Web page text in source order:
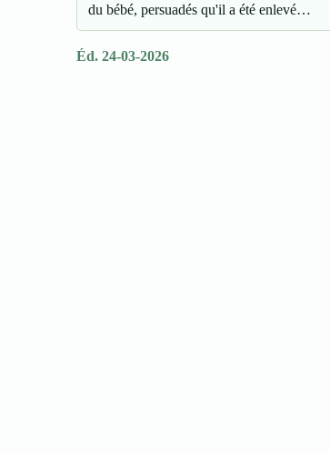
du bébé, persuadés qu'il a été enlevé…
Éd. 24-03-2026